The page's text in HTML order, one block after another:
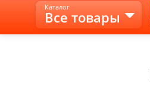
Каталог
Все товары